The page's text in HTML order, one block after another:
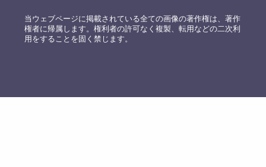
当ウェブページに掲載されている全ての画像の著作権は、著作
権者に帰属します。権利者の許可なく複製、転用などの二次利
用をすることを固く禁じます。